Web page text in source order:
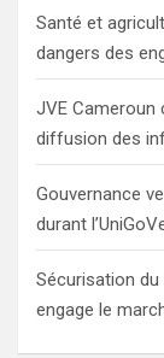
Santé et
dangers des
JVE Cameroun
diffusion des
Gouvernance
durant
Sécurisation du
engage le